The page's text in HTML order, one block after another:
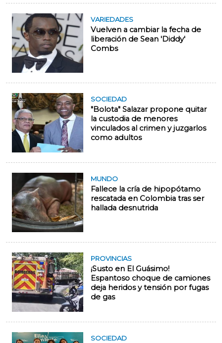
VARIEDADES
Vuelven a cambiar la fecha de
liberación de Sean 'Diddy'
Combs
SOCIEDAD
"Bolota" Salazar propone quitar
la custodia de menores
vinculados al crimen y juzgarlos
como adultos
MUNDO
Fallece la cría de hipopótamo
rescatada en Colombia tras ser
hallada desnutrida
PROVINCIAS
¡Susto en El Guásimo!
Espantoso choque de camiones
deja heridos y tensión por fugas
de gas
SOCIEDAD